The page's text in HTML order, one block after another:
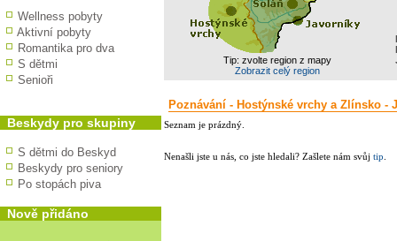
Wellness pobyty
Aktivní pobyty
Romantika pro dva
S dětmi
Senioři
Beskydy pro skupiny
S dětmi do Beskyd
Beskydy pro seniory
Po stopách piva
Nově přidáno
Tip: zvolte region z mapy
Zobrazit celý region
Poznávání - Hostýnské vrchy a Zlínsko -
Seznam je prázdný.
Nenašli jste u nás, co jste hledali? Zašlete nám svůj tip